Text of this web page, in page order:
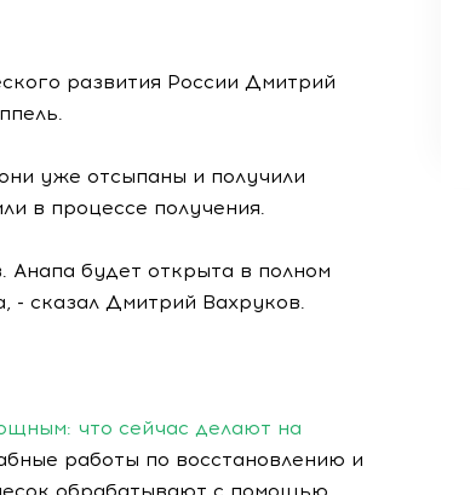
развития России Дмитрий
уже отсыпаны и получили
в процессе получения.
Анапа будет открыта в полном
- сказал Дмитрий Вахруков.
что сейчас делают на
работы по восстановлению и